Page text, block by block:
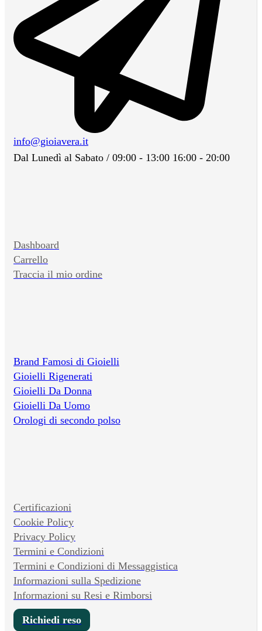
info@gioiavera.it
Dal Lunedì al Sabato / 09:00 - 13:00 16:00 - 20:00
Dashboard
Carrello
Traccia il mio ordine
Brand Famosi di Gioielli
Gioielli Rigenerati
Gioielli Da Donna
Gioielli Da Uomo
Orologi di secondo polso
Certificazioni
Cookie Policy
Privacy Policy
Termini e Condizioni
Termini e Condizioni di Messaggistica
Informazioni sulla Spedizione
Informazioni su Resi e Rimborsi
Richiedi reso